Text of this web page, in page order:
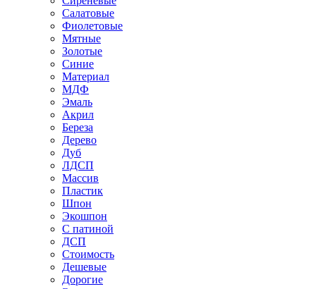
Салатовые
Фиолетовые
Мятные
Золотые
Синие
Материал
МДФ
Эмаль
Акрил
Береза
Дерево
Дуб
ЛДСП
Массив
Пластик
Шпон
Экошпон
С патиной
ДСП
Стоимость
Дешевые
Дорогие